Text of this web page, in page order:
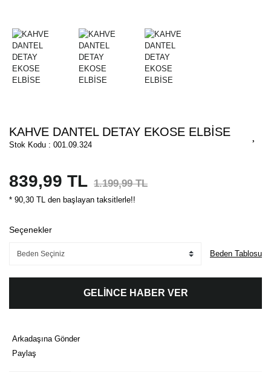
KAHVE DANTEL DETAY EKOSE ELBİSE
Stok Kodu : 001.09.324
839,99 TL 1.199,99 TL
* 90,30 TL den başlayan taksitlerle!!
Seçenekler
Beden Tablosu
GELİNCE HABER VER
Arkadaşına Gönder
Paylaş